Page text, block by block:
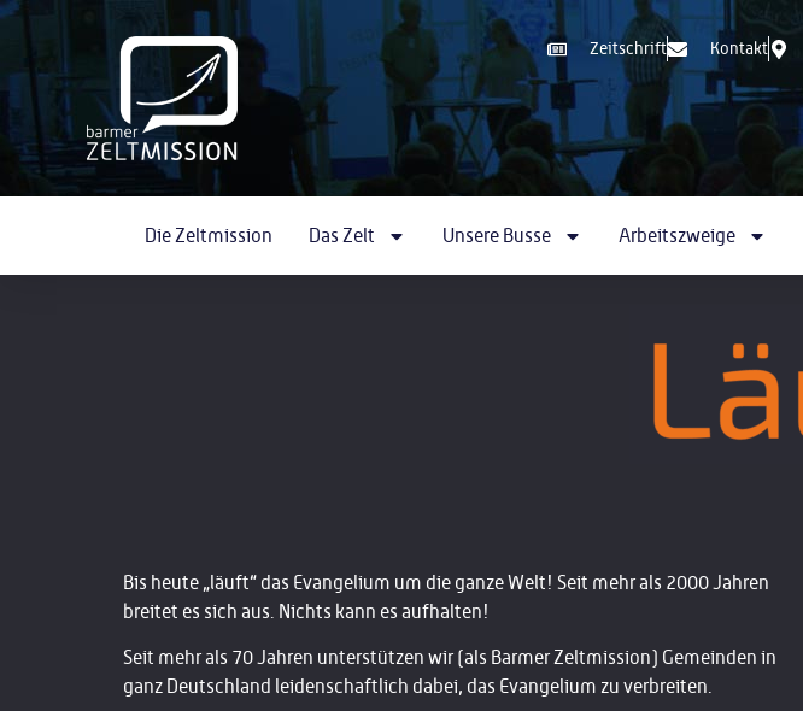
Zeitschrift Kontakt
Die Zeltmission Das Zelt Unsere Busse Arbeitszweige
Bis heute „läuft“ das Evangelium um die ganze Welt! Seit mehr als 2000 Jahren
breitet es sich aus. Nichts kann es aufhalten!
Seit mehr als 70 Jahren unterstützen wir (als Barmer Zeltmission) Gemeinden in
ganz Deutschland leidenschaftlich dabei, das Evangelium zu verbreiten.